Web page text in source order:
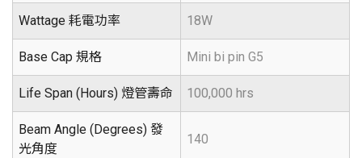
Wattage 耗電功率 18W
Base Cap 規格 Mini bi pin G5
Life Span (Hours) 燈管壽命 100,000 hrs
Beam Angle (Degrees) 發
光角度
140